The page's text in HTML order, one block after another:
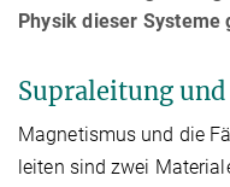
Physik dieser Systeme
Supraleitung
Magnetismus und die
leiten sind zwei